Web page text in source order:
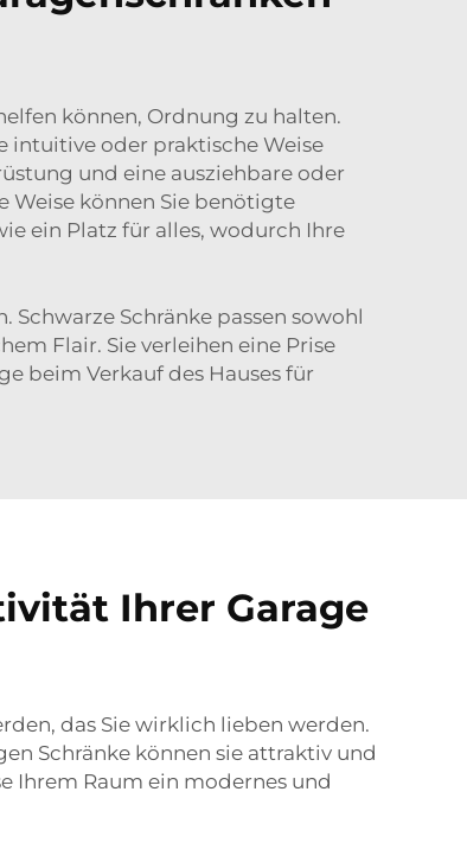
können, Ordnung zu halten.
intuitive oder praktische Weise
und eine ausziehbare oder
Weise können Sie benötigte
ein Platz für alles, wodurch Ihre
Schränke passen sowohl
Flair. Sie verleihen eine Prise
beim Verkauf des Hauses für
Ihrer Garage
das Sie wirklich lieben werden.
Schränke können sie attraktiv und
Ihrem Raum ein modernes und